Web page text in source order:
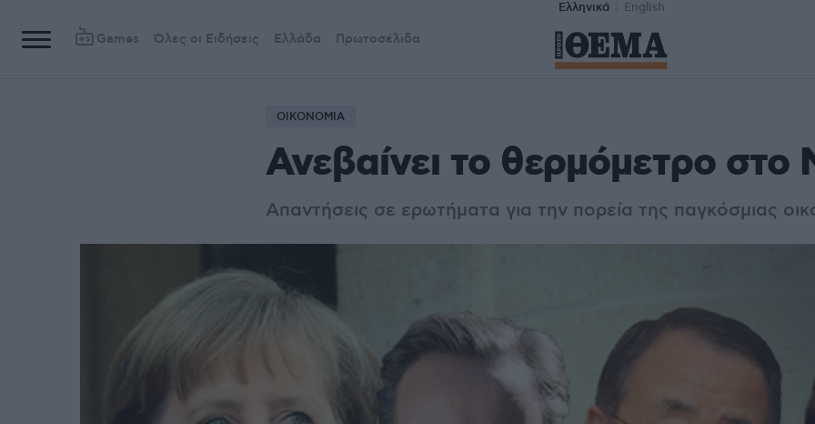
Ελληνικά English
Games Όλες οι Ειδήσεις Ελλάδα Πρωτοσέλιδα
ΟΙΚΟΝΟΜΙΑ
Ανεβαίνει το θερμόμετρο στο
Απαντήσεις σε ερωτήματα για την πορεία της παγκόσμιας